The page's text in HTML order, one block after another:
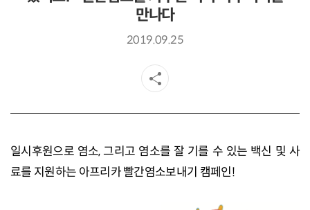
만나다
2019.09.25
일시후원으로 염소, 그리고 염소를 잘 기를 수 있는 백신 및 사
료를 지원하는 아프리카 빨간염소보내기 캠페인!